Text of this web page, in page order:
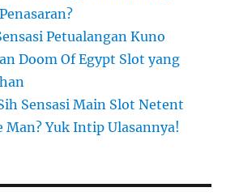
Petualangan Kuno
Doom Of Egypt Slot yang
Sensasi Main Slot Netent
Man? Yuk Intip Ulasannya!